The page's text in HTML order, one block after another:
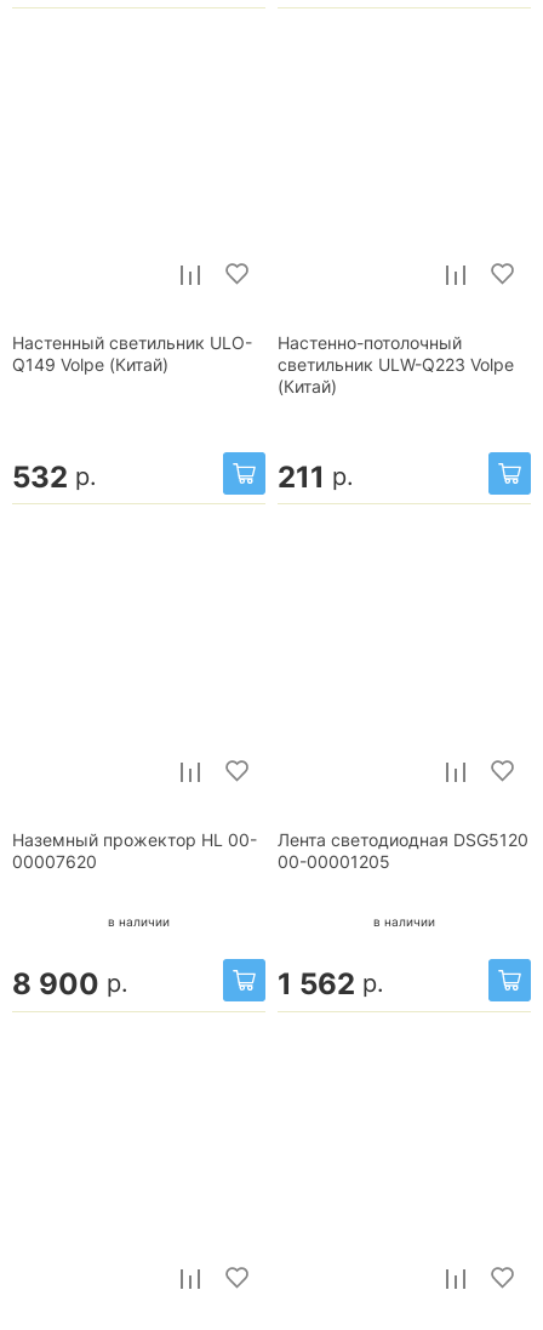
Настенный светильник ULO-
Q149 Volpe (Китай)
532 р.
Настенно-потолочный
светильник ULW-Q223 Volpe
(Китай)
211 р.
Наземный прожектор HL 00-
00007620
в наличии
8 900 р.
Лента светодиодная DSG5120
00-00001205
в наличии
1 562 р.